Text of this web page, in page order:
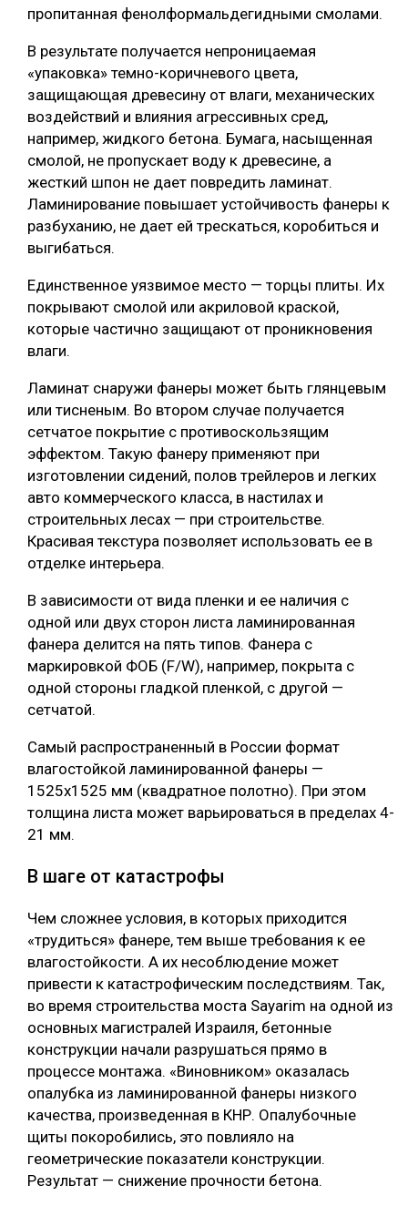
пропитанная фенолформальдегидными смолами.
В результате получается непроницаемая
«упаковка» темно-коричневого цвета,
защищающая древесину от влаги, механических
воздействий и влияния агрессивных сред,
например, жидкого бетона. Бумага, насыщенная
смолой, не пропускает воду к древесине, а
жесткий шпон не дает повредить ламинат.
Ламинирование повышает устойчивость фанеры к
разбуханию, не дает ей трескаться, коробиться и
выгибаться.
Единственное уязвимое место — торцы плиты. Их
покрывают смолой или акриловой краской,
которые частично защищают от проникновения
влаги.
Ламинат снаружи фанеры может быть глянцевым
или тисненым. Во втором случае получается
сетчатое покрытие с противоскользящим
эффектом. Такую фанеру применяют при
изготовлении сидений, полов трейлеров и легких
авто коммерческого класса, в настилах и
строительных лесах — при строительстве.
Красивая текстура позволяет использовать ее в
отделке интерьера.
В зависимости от вида пленки и ее наличия с
одной или двух сторон листа ламинированная
фанера делится на пять типов. Фанера с
маркировкой ФОБ (F/W), например, покрыта с
одной стороны гладкой пленкой, с другой —
сетчатой.
Самый распространенный в России формат
влагостойкой ламинированной фанеры —
1525х1525 мм (квадратное полотно). При этом
толщина листа может варьироваться в пределах 4-
21 мм.
В шаге от катастрофы
Чем сложнее условия, в которых приходится
«трудиться» фанере, тем выше требования к ее
влагостойкости. А их несоблюдение может
привести к катастрофическим последствиям. Так,
во время строительства моста Sayarim на одной из
основных магистралей Израиля, бетонные
конструкции начали разрушаться прямо в
процессе монтажа. «Виновником» оказалась
опалубка из ламинированной фанеры низкого
качества, произведенная в КНР. Опалубочные
щиты покоробились, это повлияло на
геометрические показатели конструкции.
Результат — снижение прочности бетона.